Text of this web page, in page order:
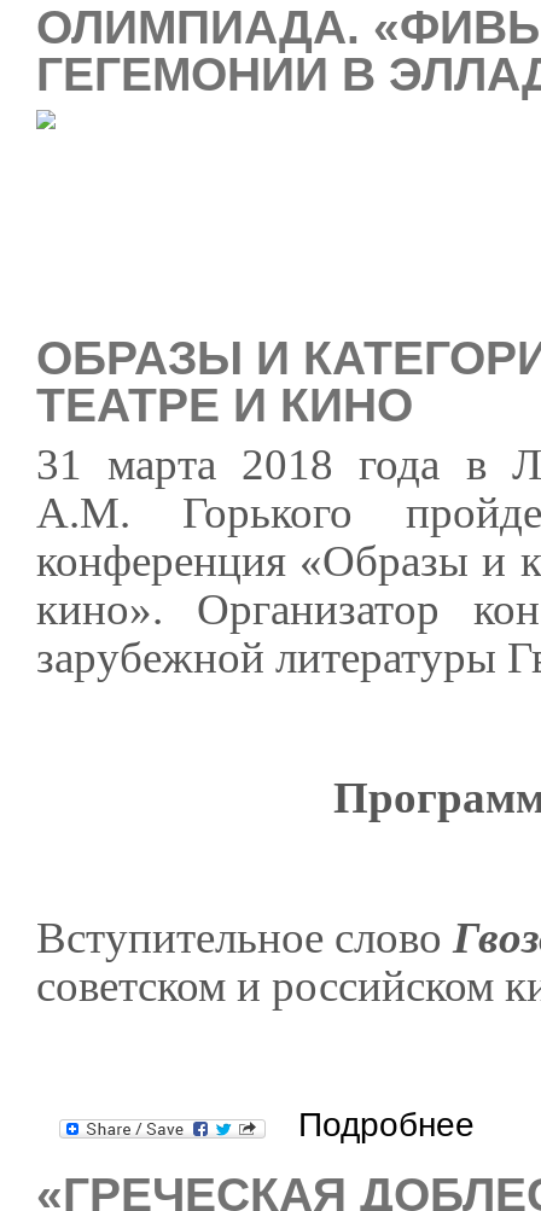
ОЛИМПИАДА.
ГЕГЕМОНИИ В
ОБРАЗЫ И
ТЕАТРЕ И КИНО
31 марта 2018 года в
А.М. Горького
конференция «Образы и
кино». Организатор
зарубежной литературы
Вступительное слово
советском и российском
Подробнее
«ГРЕЧЕСКАЯ